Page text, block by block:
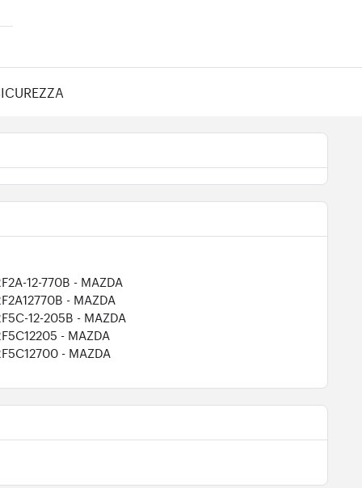
12-770B - MAZDA
- MAZDA
12-205B - MAZDA
- MAZDA
- MAZDA